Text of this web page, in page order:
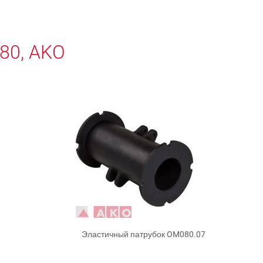
AKO
Эластичный патрубок OM080.07